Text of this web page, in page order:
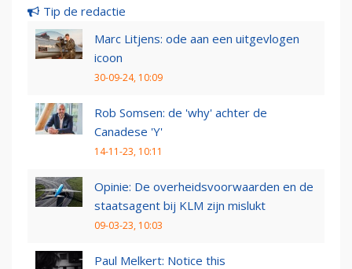
Tip de redactie
Marc Litjens: ode aan een uitgevlogen
icoon
30-09-24, 10:09
Rob Somsen: de 'why' achter de
Canadese 'Y'
14-11-23, 10:11
Opinie: De overheidsvoorwaarden en de
staatsagent bij KLM zijn mislukt
09-03-23, 10:03
Paul Melkert: Notice this